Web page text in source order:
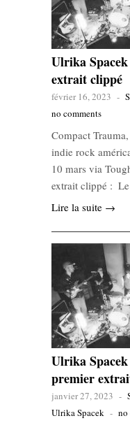
Ulrika
extrait clippé
février 16, 2023 -
no comments
Compact
indie rock
10 mars via
extrait clippé :
Lire la suite →
Ulrika
premier
janvier 27, 2023 -
Ulrika Spacek - no